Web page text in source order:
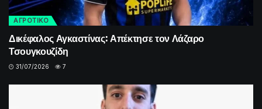
ΑΓΡΟΤΙΚΟ
Δικέφαλος Αγκαστίνας: Απέκτησε τον Λάζαρο
Τσουγκουζίδη
31/07/2026 7